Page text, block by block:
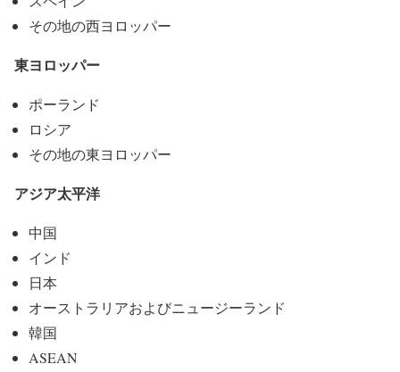
その地の西ヨロッパー
東ヨロッパー
ポーランド
ロシア
その地の東ヨロッパー
アジア太平洋
中国
インド
日本
オーストラリアおよびニュージーランド
韓国
ASEAN